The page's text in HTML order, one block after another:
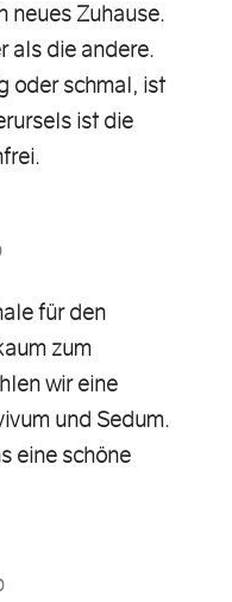
neues Zuhause.
als die andere.
oder schmal, ist
ist die
für den
zum
wir eine
und Sedum.
eine schöne